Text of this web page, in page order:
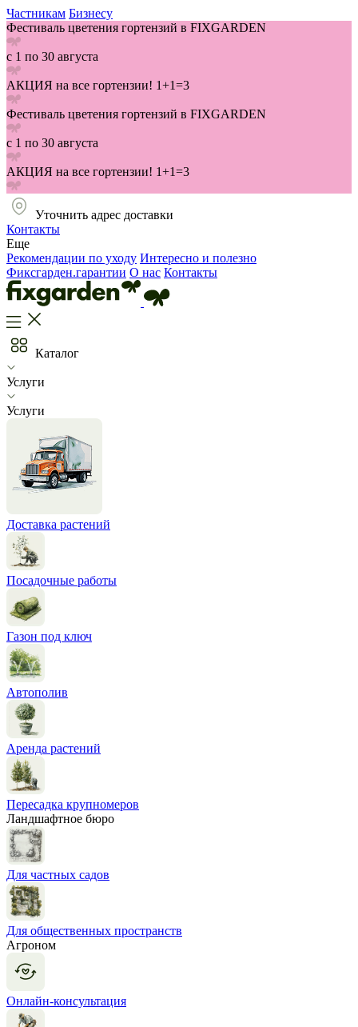
Частникам Бизнесу
Фестиваль цветения гортензий в FIXGARDEN
с 1 по 30 августа
АКЦИЯ на все гортензии! 1+1=3
Фестиваль цветения гортензий в FIXGARDEN
с 1 по 30 августа
АКЦИЯ на все гортензии! 1+1=3
Уточнить адрес доставки
Контакты
Еще
Рекомендации по уходу Интересно и полезно
Фиксгарден.гарантии О нас Контакты
Каталог
Услуги
Услуги
Доставка растений
Посадочные работы
Газон под ключ
Автополив
Аренда растений
Пересадка крупномеров
Ландшафтное бюро
Для частных садов
Для общественных пространств
Агроном
Онлайн-консультация